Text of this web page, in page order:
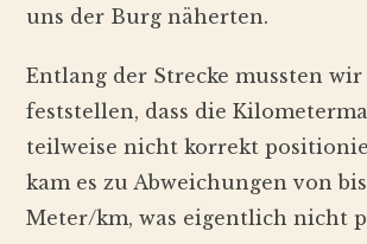
uns der Burg näherten.
Entlang der Strecke mussten
feststellen, dass die
teilweise nicht korrekt
kam es zu Abweichungen von
Meter/km, was eigentlich nicht